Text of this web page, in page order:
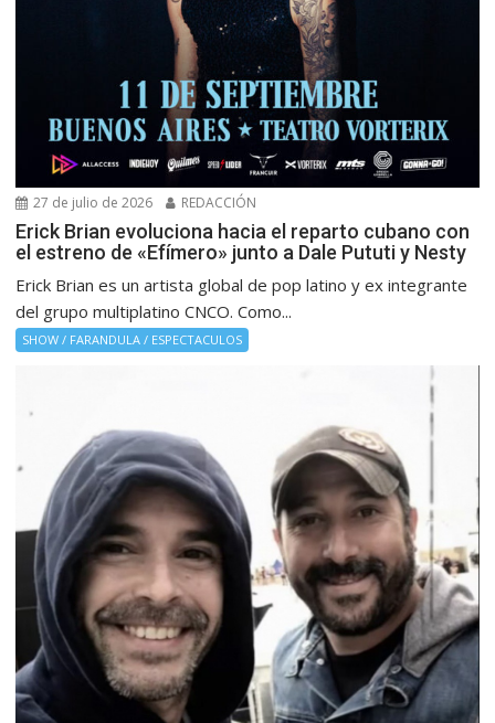
27 de julio de 2026 REDACCIÓN
Erick Brian evoluciona hacia el reparto cubano con
el estreno de «Efímero» junto a Dale Pututi y Nesty
Erick Brian es un artista global de pop latino y ex integrante
del grupo multiplatino CNCO. Como...
SHOW / FARANDULA / ESPECTACULOS